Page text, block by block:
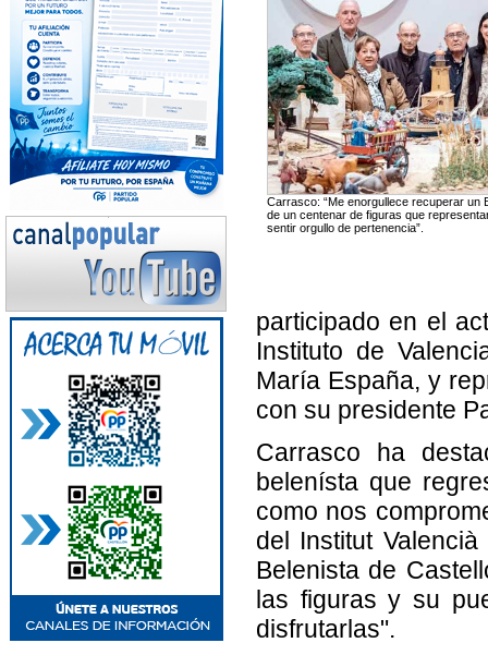
Carrasco: “Me enorgullece recuperar un
de un centenar de figuras que
sentir orgullo de pertenencia”.
participado en el
Instituto de
María España, y
con su presidente
Carrasco ha
belenísta que
como nos
del Institut
Belenista de
las figuras y su
disfrutarlas".